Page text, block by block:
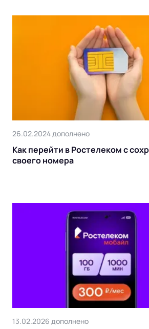
26.02.2024 дополнено
Как перейти в Ростелеком с
своего номера
13.02.2026 дополнено